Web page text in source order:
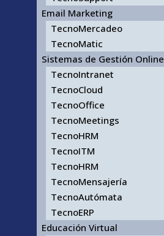
Email Marketing
TecnoMercadeo
TecnoMatic
Sistemas de Gestión Online
TecnoIntranet
TecnoCloud
TecnoOffice
TecnoMeetings
TecnoHRM
TecnoITM
TecnoHRM
TecnoMensajería
TecnoAutómata
TecnoERP
Educación Virtual